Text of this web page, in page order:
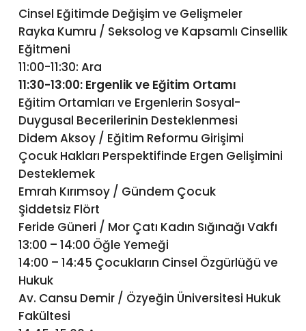
Cinsel Eğitimde Değişim ve Gelişmeler
Rayka Kumru / Seksolog ve Kapsamlı Cinsellik
Eğitmeni
11:00-11:30: Ara
11:30-13:00: Ergenlik ve Eğitim Ortamı
Eğitim Ortamları ve Ergenlerin Sosyal-
Duygusal Becerilerinin Desteklenmesi
Didem Aksoy / Eğitim Reformu Girişimi
Çocuk Hakları Perspektifinde Ergen Gelişimini
Desteklemek
Emrah Kırımsoy / Gündem Çocuk
Şiddetsiz Flört
Feride Güneri / Mor Çatı Kadın Sığınağı Vakfı
13:00 – 14:00 Öğle Yemeği
14:00 – 14:45 Çocukların Cinsel Özgürlüğü ve
Hukuk
Av. Cansu Demir / Özyeğin Üniversitesi Hukuk
Fakültesi